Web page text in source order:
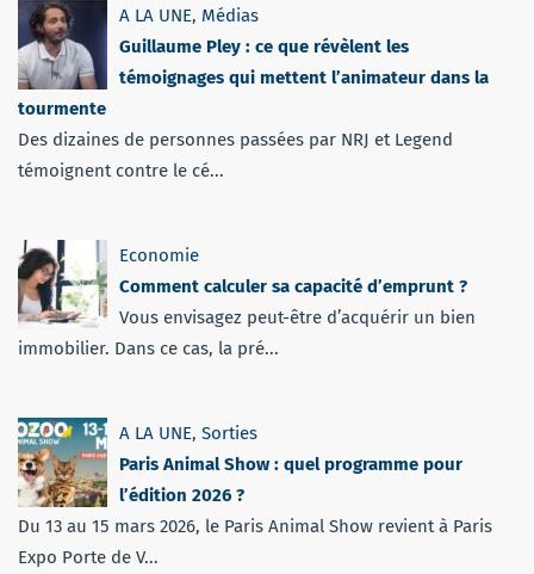
A LA UNE, Médias
Guillaume Pley : ce que révèlent les
témoignages qui mettent l’animateur dans la
tourmente
Des dizaines de personnes passées par NRJ et Legend
témoignent contre le cé...
Economie
Comment calculer sa capacité d’emprunt ?
Vous envisagez peut-être d’acquérir un bien
immobilier. Dans ce cas, la pré...
A LA UNE, Sorties
Paris Animal Show : quel programme pour
l’édition 2026 ?
Du 13 au 15 mars 2026, le Paris Animal Show revient à Paris
Expo Porte de V...